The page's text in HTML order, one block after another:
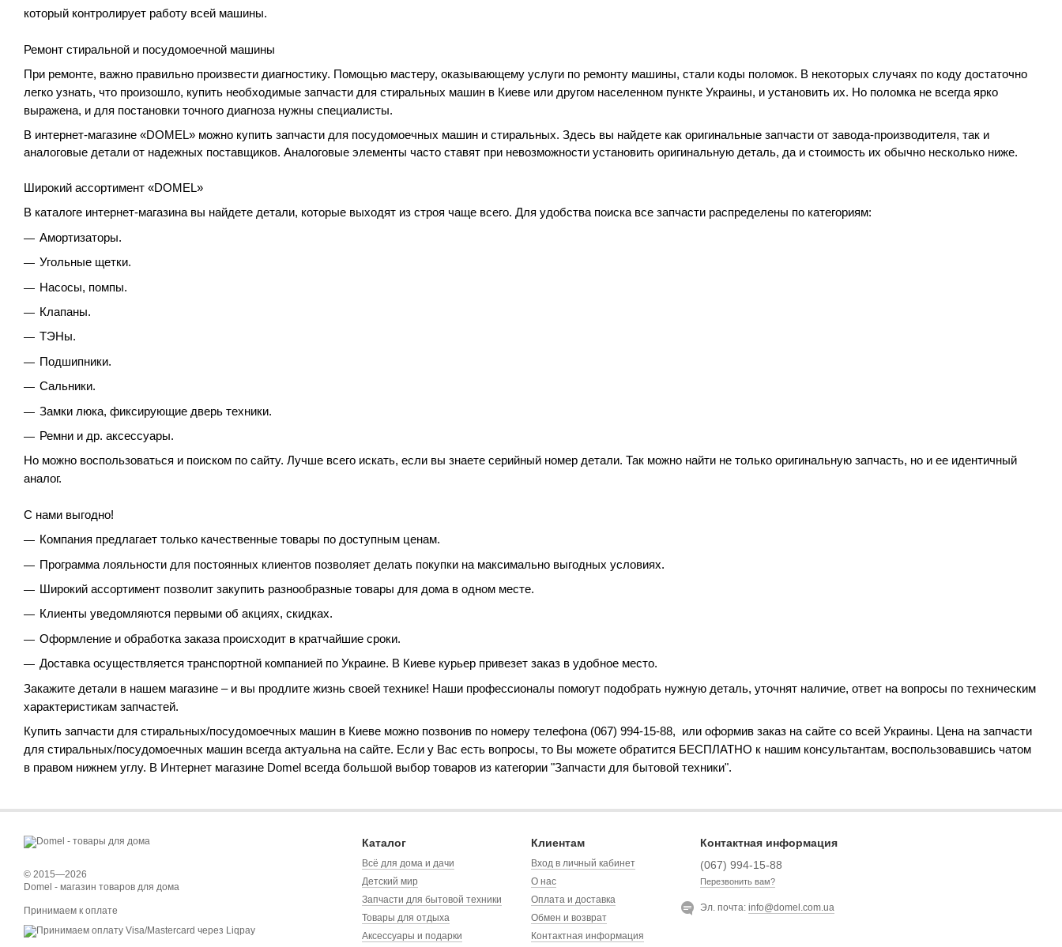
который контролирует работу всей машины.
Ремонт стиральной и посудомоечной машины
При ремонте, важно правильно произвести диагностику. Помощью мастеру, оказывающему услуги по ремонту машины, стали коды поломок. В некоторых случаях по коду достаточно
легко узнать, что произошло, купить необходимые запчасти для стиральных машин в Киеве или другом населенном пункте Украины, и установить их. Но поломка не всегда ярко
выражена, и для постановки точного диагноза нужны специалисты.
В интернет-магазине «DOMEL» можно купить запчасти для посудомоечных машин и стиральных. Здесь вы найдете как оригинальные запчасти от завода-производителя, так и
аналоговые детали от надежных поставщиков. Аналоговые элементы часто ставят при невозможности установить оригинальную деталь, да и стоимость их обычно несколько ниже.
Широкий ассортимент «DOMEL»
В каталоге интернет-магазина вы найдете детали, которые выходят из строя чаще всего. Для удобства поиска все запчасти распределены по категориям:
Амортизаторы.
Угольные щетки.
Насосы, помпы.
Клапаны.
ТЭНы.
Подшипники.
Сальники.
Замки люка, фиксирующие дверь техники.
Ремни и др. аксессуары.
Но можно воспользоваться и поиском по сайту. Лучше всего искать, если вы знаете серийный номер детали. Так можно найти не только оригинальную запчасть, но и ее идентичный
аналог.
С нами выгодно!
Компания предлагает только качественные товары по доступным ценам.
Программа лояльности для постоянных клиентов позволяет делать покупки на максимально выгодных условиях.
Широкий ассортимент позволит закупить разнообразные товары для дома в одном месте.
Клиенты уведомляются первыми об акциях, скидках.
Оформление и обработка заказа происходит в кратчайшие сроки.
Доставка осуществляется транспортной компанией по Украине. В Киеве курьер привезет заказ в удобное место.
Закажите детали в нашем магазине – и вы продлите жизнь своей технике! Наши профессионалы помогут подобрать нужную деталь, уточнят наличие, ответ на вопросы по техническим
характеристикам запчастей.
Купить запчасти для стиральных/посудомоечных машин в Киеве можно позвонив по номеру телефона (067) 994-15-88, или оформив заказ на сайте со всей Украины. Цена на запчасти
для стиральных/посудомоечных машин всегда актуальна на сайте. Если у Вас есть вопросы, то Вы можете обратится БЕСПЛАТНО к нашим консультантам, воспользовавшись чатом
в правом нижнем углу. В Интернет магазине Domel всегда большой выбор товаров из категории "Запчасти для бытовой техники".
© 2015—2026
Domel - магазин товаров для дома
Принимаем к оплате
Каталог
Всё для дома и дачи
Детский мир
Запчасти для бытовой техники
Товары для отдыха
Аксессуары и подарки
Клиентам
Вход в личный кабинет
О нас
Оплата и доставка
Обмен и возврат
Контактная информация
Контактная информация
(067) 994-15-88
Перезвонить вам?
Эл. почта:info@domel.com.ua